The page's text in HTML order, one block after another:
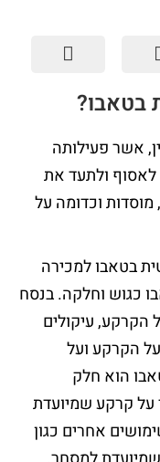
בטאבו?
אשר פעילותה
ולתעד את
מוסדות וכדומה על
בטאבו למכירה
כגוש וחלקה. בנסח
הקרקע, עיקולים
הקרקע ועל
הוא חלק
על קרקע שמיועדת
אחרים כגון